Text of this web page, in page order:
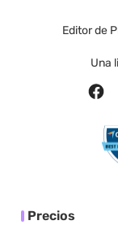
Editor de
Una
Precios